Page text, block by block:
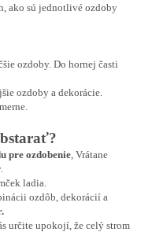
ako sú jednotlivé ozdoby
ozdoby. Do hornej časti
ozdoby a dekorácie.
pre ozdobenie , Vrátane
ladia.
ozdôb, dekorácií a
určite upokojí, že celý strom